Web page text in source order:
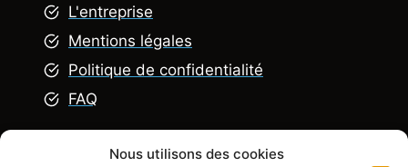
Nous utilisons des cookies
L'entreprise
Mentions légales
Politique de confidentialité
FAQ